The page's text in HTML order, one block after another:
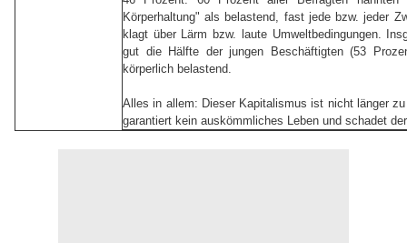
Körperhaltung" als belastend, fast jede bzw. jeder
klagt über Lärm bzw. laute Umweltbedingungen.
gut die Hälfte der jungen Beschäftigten (53
körperlich belastend.
Alles in allem: Dieser Kapitalismus ist nicht länger
garantiert kein auskömmliches Leben und schadet